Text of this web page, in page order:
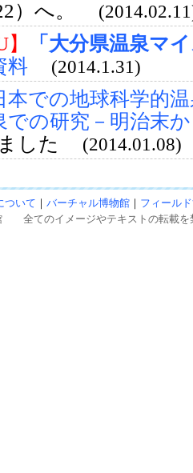
）へ。
「大分県温泉マ
料 (2014.1.31)
本での地球科学的
での研究－明治末
ました (2014.01.08)
ついて ｜ バーチャル博物館 ｜ フィール
全てのイメージやテキストの転載を